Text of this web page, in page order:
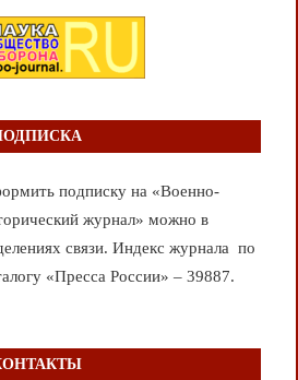
подписку на «Военно-
журнал» можно в
связи. Индекс журнала по
«Пресса России» – 39887.